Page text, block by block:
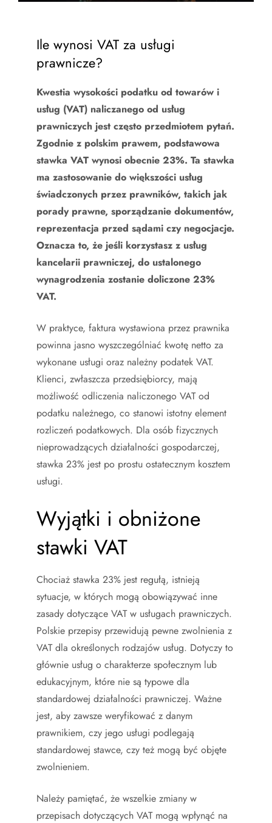
Ile wynosi VAT za usługi
prawnicze?
Kwestia wysokości podatku od towarów i
usług (VAT) naliczanego od usług
prawniczych jest często przedmiotem pytań.
Zgodnie z polskim prawem, podstawowa
stawka VAT wynosi obecnie 23%. Ta stawka
ma zastosowanie do większości usług
świadczonych przez prawników, takich jak
porady prawne, sporządzanie dokumentów,
reprezentacja przed sądami czy negocjacje.
Oznacza to, że jeśli korzystasz z usług
kancelarii prawniczej, do ustalonego
wynagrodzenia zostanie doliczone 23%
VAT.
W praktyce, faktura wystawiona przez prawnika
powinna jasno wyszczególniać kwotę netto za
wykonane usługi oraz należny podatek VAT.
Klienci, zwłaszcza przedsiębiorcy, mają
możliwość odliczenia naliczonego VAT od
podatku należnego, co stanowi istotny element
rozliczeń podatkowych. Dla osób fizycznych
nieprowadzących działalności gospodarczej,
stawka 23% jest po prostu ostatecznym kosztem
usługi.
Wyjątki i obniżone
stawki VAT
Chociaż stawka 23% jest regułą, istnieją
sytuacje, w których mogą obowiązywać inne
zasady dotyczące VAT w usługach prawniczych.
Polskie przepisy przewidują pewne zwolnienia z
VAT dla określonych rodzajów usług. Dotyczy to
głównie usług o charakterze społecznym lub
edukacyjnym, które nie są typowe dla
standardowej działalności prawniczej. Ważne
jest, aby zawsze weryfikować z danym
prawnikiem, czy jego usługi podlegają
standardowej stawce, czy też mogą być objęte
zwolnieniem.
Należy pamiętać, że wszelkie zmiany w
przepisach dotyczących VAT mogą wpłynąć na